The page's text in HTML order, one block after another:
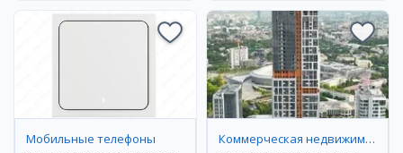
Мобильные телефоны Коммерческая недвижимость